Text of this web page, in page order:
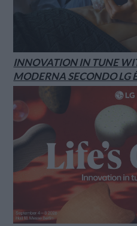
INNOVATION IN TUNE
MODERNA SECONDO LG